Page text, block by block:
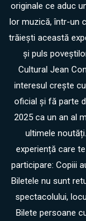
originale ce aduc
lor muzică, într-un
trăiești această
și puls
Cultural Jean
interesul crește
oficial și fă parte
2025 ca un an al
ultimele
experiență care
participare: Copiii
Biletele nu sunt
spectacolului,
Bilete persoane